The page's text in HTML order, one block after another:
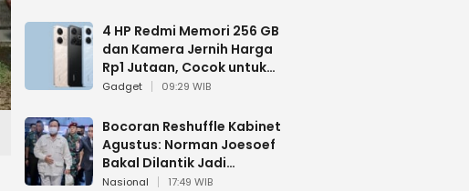
4 HP Redmi Memori 256 GB
dan Kamera Jernih Harga
Rp1 Jutaan, Cocok untuk
Multitasking
Gadget 09:29 WIB
Bocoran Reshuffle Kabinet
Agustus: Norman Joesoef
Bakal Dilantik Jadi
Wamenhan RI
Nasional 17:49 WIB